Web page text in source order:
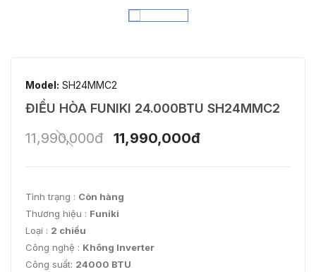
Model: SH24MMC2
ĐIỀU HÒA FUNIKI 24.000BTU SH24MMC2
11,990,000đ 11,990,000đ
Tình trạng : Còn hàng
Thương hiệu : Funiki
Loại : 2 chiều
Công nghệ : Không Inverter
Công suất: 24000 BTU